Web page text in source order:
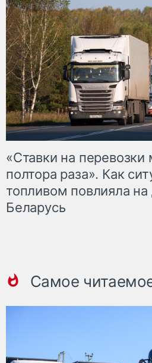
«Ставки на перевозки
полтора раза». Как
топливом повлияла на
Беларусь
Самое